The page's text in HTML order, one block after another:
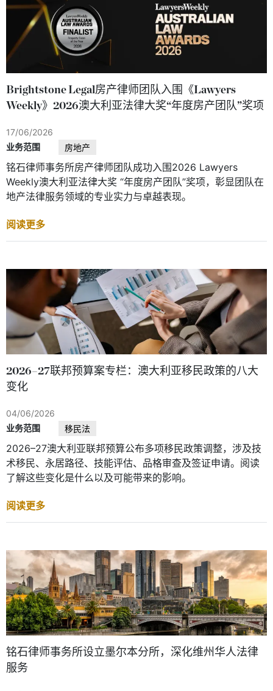
Brightstone Legal房产律师团队入围《Lawyers
Weekly》2026澳大利亚法律大奖“年度房产团队”奖项
17/06/2026
业务范围
房地产
铭石律师事务所房产律师团队成功入围2026 Lawyers
Weekly澳大利亚法律大奖 “年度房产团队”奖项，彰显团队在
地产法律服务领域的专业实力与卓越表现。
阅读更多
2026–27联邦预算案专栏：澳大利亚移民政策的八大
变化
04/06/2026
业务范围
移民法
2026–27澳大利亚联邦预算公布多项移民政策调整，涉及技
术移民、永居路径、技能评估、品格审查及签证申请。阅读
了解这些变化是什么以及可能带来的影响。
阅读更多
铭石律师事务所设立墨尔本分所，深化维州华人法律
服务